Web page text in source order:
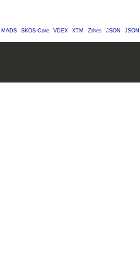
MADS SKOS-Core VDEX XTM Zthes JSON